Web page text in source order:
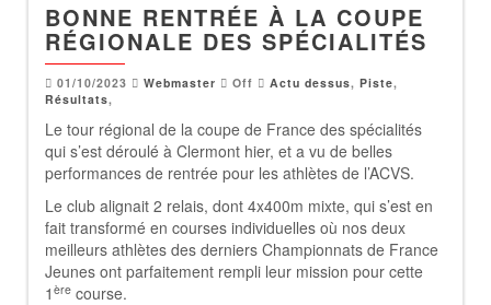
BONNE RENTRÉE À LA COUPE
RÉGIONALE DES SPÉCIALITÉS
01/10/2023 Webmaster Off Actu dessus, Piste,
Résultats,
Le tour régional de la coupe de France des spécialités
qui s’est déroulé à Clermont hier, et a vu de belles
performances de rentrée pour les athlètes de l’ACVS.
Le club alignait 2 relais, dont 4x400m mixte, qui s’est en
fait transformé en courses individuelles où nos deux
meilleurs athlètes des derniers Championnats de France
Jeunes ont parfaitement rempli leur mission pour cette
1 ère course.